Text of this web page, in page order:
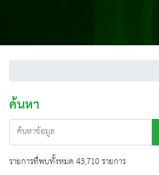
ค้นหา
รายการที่พบทั้งหมด 43,710 รายการ